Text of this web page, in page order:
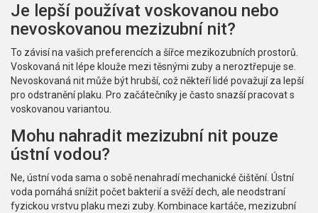
Je lepší používat voskovanou nebo
nevoskovanou mezizubní nit?
To závisí na vašich preferencích a šířce mezikozubních prostorů.
Voskovaná nit lépe klouže mezi těsnými zuby a neroztřepuje se.
Nevoskovaná nit může být hrubší, což někteří lidé považují za lepší
pro odstranění plaku. Pro začátečníky je často snazší pracovat s
voskovanou variantou.
Mohu nahradit mezizubní nit pouze
ústní vodou?
Ne, ústní voda sama o sobě nenahradí mechanické čištění. Ústní
voda pomáhá snížit počet bakterií a svěží dech, ale neodstraní
fyzickou vrstvu plaku mezi zuby. Kombinace kartáče, mezizubní